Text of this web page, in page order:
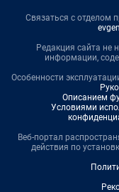
Связаться с отделом
Редакция сайта не
информации,
Особенности
Описанием
Условиями
Веб-портал
действия по